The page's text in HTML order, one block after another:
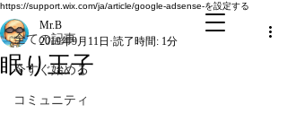
https://support.wix.com/ja/article/google-adsense-を設定する
全ての記事
今すぐ始める
コミュニティ
眠り王子
Mr.B
2019年9月11日 読了時間: 1分